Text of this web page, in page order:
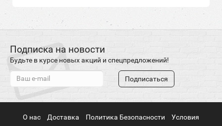
Подписка на новости
Будьте в курсе новых акций и спецпредложений!
Подписаться
О нас Доставка Политика Безопасности
Условия